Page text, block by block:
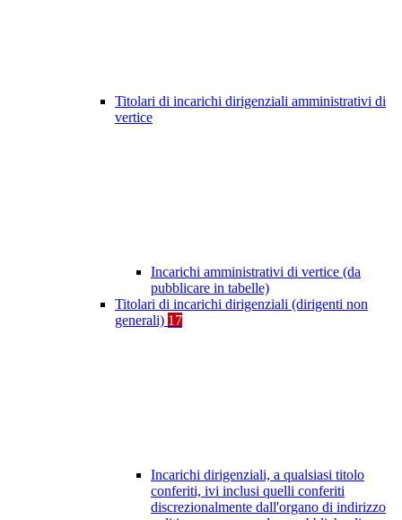
Titolari di incarichi dirigenziali amministrativi di
vertice
Incarichi amministrativi di vertice (da
pubblicare in tabelle)
Titolari di incarichi dirigenziali (dirigenti non
generali) 17
Incarichi dirigenziali, a qualsiasi titolo
conferiti, ivi inclusi quelli conferiti
discrezionalmente dall'organo di indirizzo